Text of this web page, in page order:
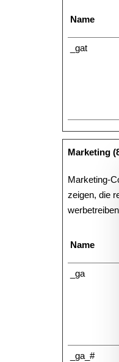
Name
_gat
Marketing
Marketing-
zeigen, die
Name
_ga
_ga_#